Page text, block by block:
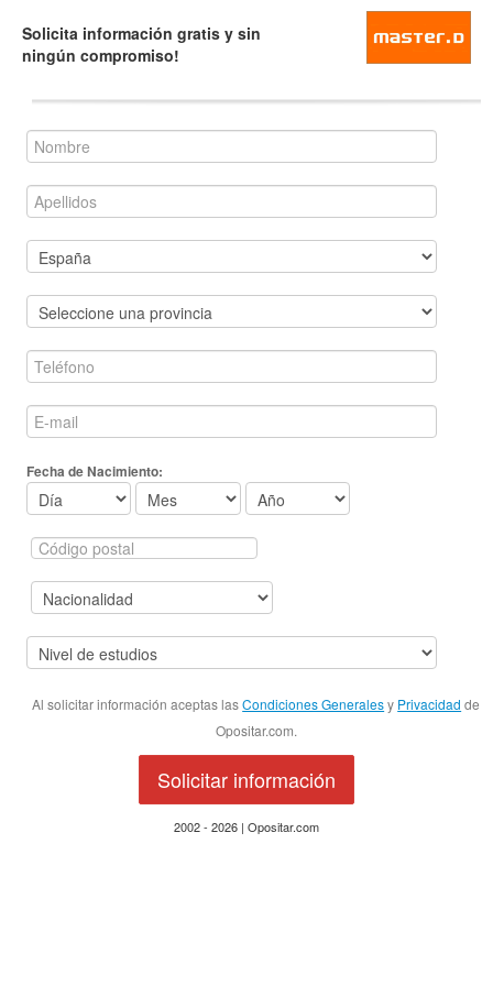
Solicita información gratis y sin
ningún compromiso!
Fecha de Nacimiento:
Al solicitar información aceptas lasCondiciones Generalesy Privacidad de
Opositar.com.
Solicitar información
2002 - 2026 | Opositar.com